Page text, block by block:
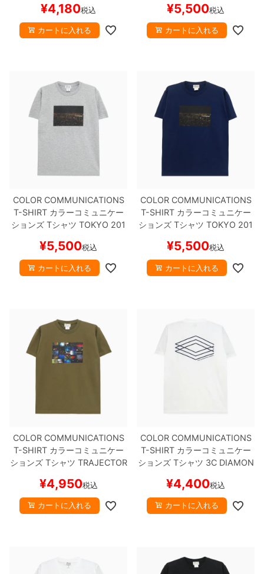
¥4,180税込
カートに入れる
ード スケボー
¥5,500税込
カートに入れる
COLOR COMMUNICATIONS
T-SHIRTカラーコミュニケー
ションズ Tシャツ TOKYO 201
ド スケボー
¥5,500税込
カートに入れる
COLOR COMMUNICATIONS
T-SHIRTカラーコミュニケー
ションズ Tシャツ TOKYO 201
ートボード スケボー
¥5,500税込
カートに入れる
COLOR COMMUNICATIONS
T-SHIRTカラーコミュニケー
ションズTシャツ TRAJECTOR
ド スケボー
¥4,950税込
カートに入れる
COLOR COMMUNICATIONS
T-SHIRTカラーコミュニケー
ションズTシャツ 3C DIAMON
ケボー
¥4,400税込
カートに入れる